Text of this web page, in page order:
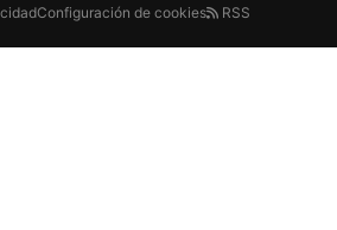
Configuración de cookies RSS